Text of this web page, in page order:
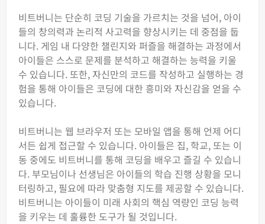
비트버니는 단순히 코딩 기술을 가르치는 것을 넘어, 아이
들의 창의력과 논리적 사고력을 향상시키는 데 중점을 둡
니다. 게임 내 다양한 챌린지와 퍼즐을 해결하는 과정에서
아이들은 스스로 문제를 분석하고 해결하는 능력을 키울
수 있습니다. 또한, 자신만의 코드를 작성하고 실행하는 경
험을 통해 아이들은 코딩에 대한 흥미와 자신감을 얻을 수
있습니다.
비트버니는 웹 브라우저 또는 모바일 앱을 통해 언제 어디
서든 쉽게 접근할 수 있습니다. 아이들은 집, 학교, 또는 이
동 중에도 비트버니를 통해 코딩을 배우고 즐길 수 있습니
다. 부모님이나 선생님은 아이들의 학습 진행 상황을 모니
터링하고, 필요에 따라 맞춤형 지도를 제공할 수 있습니다.
비트버니는 아이들이 미래 사회의 핵심 역량인 코딩 능력
을 키우는 데 훌륭한 도구가 될 것입니다.